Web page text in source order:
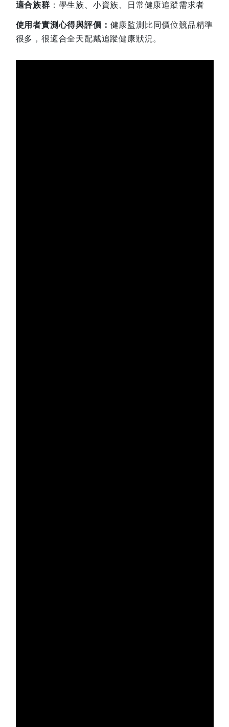
適合族群 ：學生族、小資族、日常健康追蹤需求者
使用者實測心得與評價： 健康監測比同價位競品精準
很多，很適合全天配戴追蹤健康狀況。